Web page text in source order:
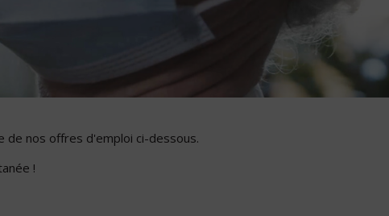
de nos offres d'emploi ci-dessous.
!